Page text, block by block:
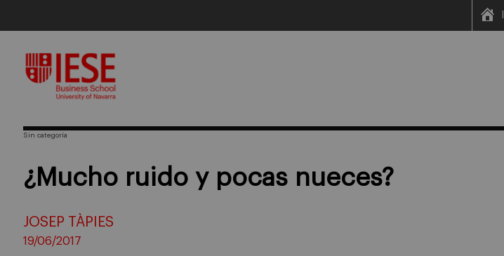
content
Sin categoría
¿Mucho ruido y pocas nueces?
JOSEP TÀPIES
19/06/2017